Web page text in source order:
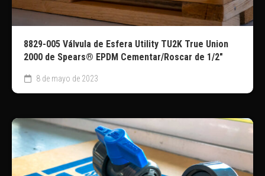
8829-005 Válvula de Esfera Utility TU2K True Union
2000 de Spears® EPDM Cementar/Roscar de 1/2″
8 de mayo de 2023